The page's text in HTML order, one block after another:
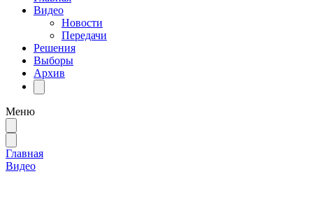
Видео
Новости
Передачи
Решения
Выборы
Архив
Меню
Главная
Видео